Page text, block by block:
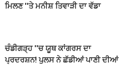
ਮਿਲਣ ''ਤੇ ਮਨੀਸ਼ ਤਿਵਾੜੀ ਦਾ ਵੱਡਾ
ਚੰਡੀਗੜ੍ਹ ''ਚ ਯੂਥ ਕਾਂਗਰਸ ਦਾ
ਪ੍ਰਦਰਸ਼ਨ! ਪੁਲਸ ਨੇ ਛੱਡੀਆਂ ਪਾਣੀ ਦੀਆਂ